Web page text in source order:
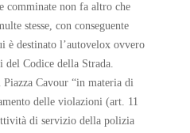
comminate non fa altro che
stesse, con conseguente
è destinato l’autovelox ovvero
del Codice della Strada.
Cavour “in materia di
delle violazioni (art. 11
di servizio della polizia